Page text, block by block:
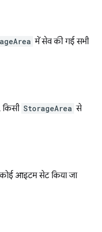
में सेव की गई सभी
StorageArea से
आइटम सेट किया जा